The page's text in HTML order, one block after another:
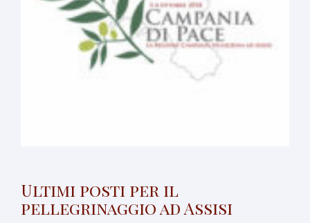
Ultimi posti per il
pellegrinaggio ad Assisi